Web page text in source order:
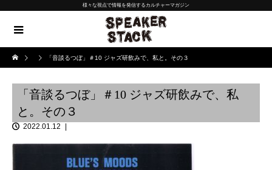
様々な視点で情報を発信するカルチャーマガジン
「音談るつぼ」＃10 ジャズ研飲みで、私と。その３
「音談るつぼ」＃10 ジャズ研飲みで、私
と。その３
2022.01.12